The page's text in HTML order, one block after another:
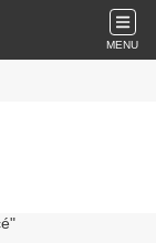
MENU